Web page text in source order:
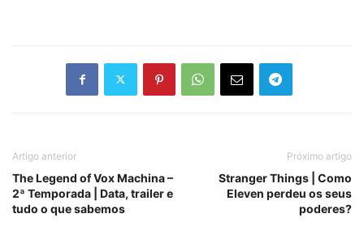
Artigo anterior
The Legend of Vox Machina –
2ª Temporada | Data, trailer e
tudo o que sabemos
Próximo artigo
Stranger Things | Como
Eleven perdeu os seus
poderes?